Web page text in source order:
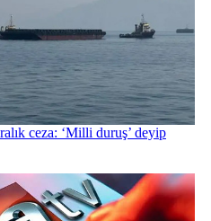
ceza: ‘Milli duruş’ deyip